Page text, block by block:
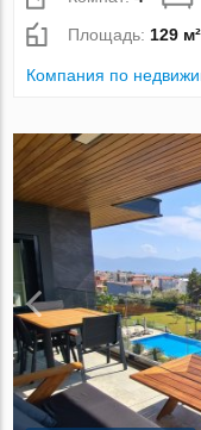
Площадь: 129 м²
Компания по